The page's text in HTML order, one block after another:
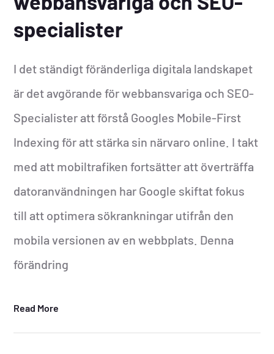
specialister
I det ständigt föränderliga digitala landskapet
är det avgörande för webbansvariga och SEO-
Specialister att förstå Googles Mobile-First
Indexing för att stärka sin närvaro online. I takt
med att mobiltrafiken fortsätter att överträffa
datoranvändningen har Google skiftat fokus
till att optimera sökrankningar utifrån den
mobila versionen av en webbplats. Denna
förändring
Read More